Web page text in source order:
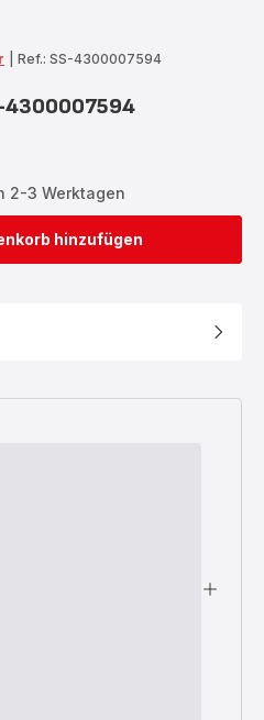
Ref.: SS-4300007594
4300007594
2-3 Werktagen
hinzufügen